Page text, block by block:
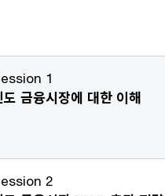
1
도 금융시장에 대한 이해
2